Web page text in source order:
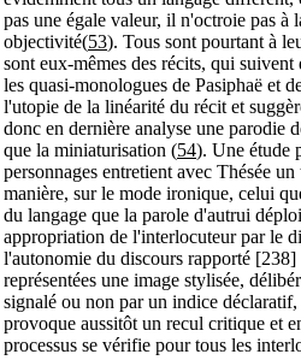
pas une égale valeur, il n'octroie pas à
objectivité(53). Tous sont pourtant à
sont eux-mêmes des récits, qui
les quasi-monologues de Pasiphaë et
l'utopie de la linéarité du récit et
donc en dernière analyse une parodie
que la miniaturisation (54). Une étude
personnages entretient avec Thésée
manière, sur le mode ironique, celui
du langage que la parole d'autrui
appropriation de l'interlocuteur par le
l'autonomie du discours rapporté [238]
représentées une image stylisée,
signalé ou non par un indice
provoque aussitôt un recul critique et
processus se vérifie pour tous les